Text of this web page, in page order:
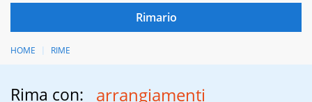
HOME RIME
Rima con: arrangiamenti